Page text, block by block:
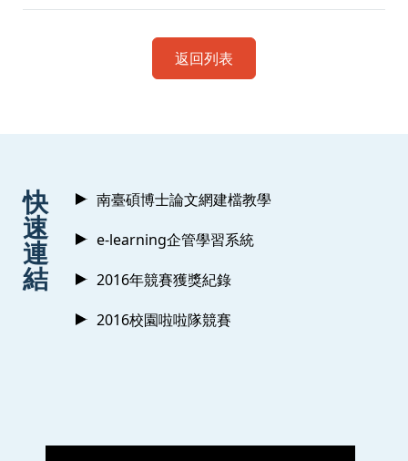
返回列表
快
速
連
結
南臺碩博士論文網建檔教學
e-learning企管學習系統
2016年競賽獲獎紀錄
2016校園啦啦隊競賽